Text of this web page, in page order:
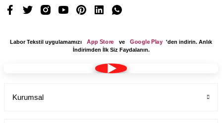
Labor Tekstil uygulamamızı App Store ve Google Play 'den indirin. Anlık
İndirimden İlk Siz Faydalanın.
Kurumsal